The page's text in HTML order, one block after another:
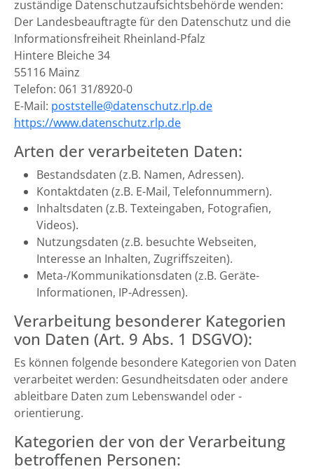
zuständige Datenschutzaufsichtsbehörde wenden:
Der Landesbeauftragte für den Datenschutz und die
Informationsfreiheit Rheinland-Pfalz
Hintere Bleiche 34
55116 Mainz
Telefon: 061 31/8920-0
E-Mail: poststelle@datenschutz.rlp.de
https://www.datenschutz.rlp.de
Arten der verarbeiteten Daten:
Bestandsdaten (z.B. Namen, Adressen).
Kontaktdaten (z.B. E-Mail, Telefonnummern).
Inhaltsdaten (z.B. Texteingaben, Fotografien,
Videos).
Nutzungsdaten (z.B. besuchte Webseiten,
Interesse an Inhalten, Zugriffszeiten).
Meta-/Kommunikationsdaten (z.B. Geräte-
Informationen, IP-Adressen).
Verarbeitung besonderer Kategorien
von Daten (Art. 9 Abs. 1 DSGVO):
Es können folgende besondere Kategorien von Daten
verarbeitet werden: Gesundheitsdaten oder andere
ableitbare Daten zum Lebenswandel oder -
orientierung.
Kategorien der von der Verarbeitung
betroffenen Personen: